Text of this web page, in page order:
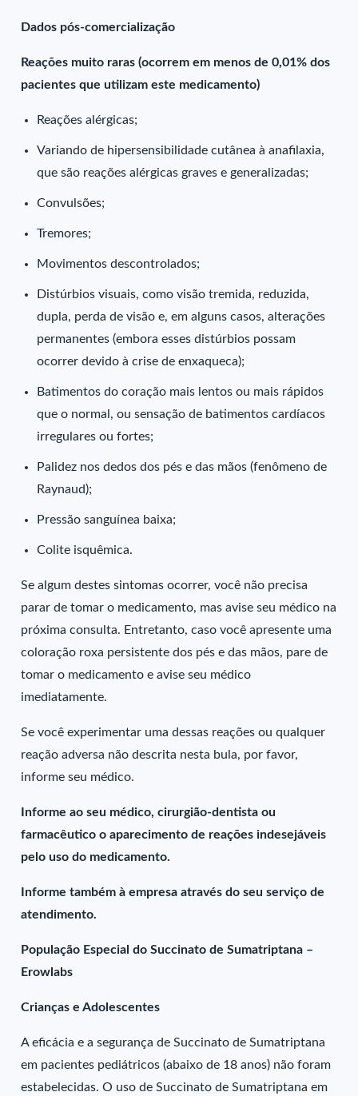
Dados pós-comercialização
Reações muito raras (ocorrem em menos de 0,01% dos
pacientes que utilizam este medicamento)
Reações alérgicas;
Variando de hipersensibilidade cutânea à anafilaxia,
que são reações alérgicas graves e generalizadas;
Convulsões;
Tremores;
Movimentos descontrolados;
Distúrbios visuais, como visão tremida, reduzida,
dupla, perda de visão e, em alguns casos, alterações
permanentes (embora esses distúrbios possam
ocorrer devido à crise de enxaqueca);
Batimentos do coração mais lentos ou mais rápidos
que o normal, ou sensação de batimentos cardíacos
irregulares ou fortes;
Palidez nos dedos dos pés e das mãos (fenômeno de
Raynaud);
Pressão sanguínea baixa;
Colite isquêmica.
Se algum destes sintomas ocorrer, você não precisa
parar de tomar o medicamento, mas avise seu médico na
próxima consulta. Entretanto, caso você apresente uma
coloração roxa persistente dos pés e das mãos, pare de
tomar o medicamento e avise seu médico
imediatamente.
Se você experimentar uma dessas reações ou qualquer
reação adversa não descrita nesta bula, por favor,
informe seu médico.
Informe ao seu médico, cirurgião-dentista ou
farmacêutico o aparecimento de reações indesejáveis
pelo uso do medicamento.
Informe também à empresa através do seu serviço de
atendimento.
População Especial do Succinato de Sumatriptana –
Erowlabs
Crianças e Adolescentes
A eficácia e a segurança de Succinato de Sumatriptana
em pacientes pediátricos (abaixo de 18 anos) não foram
estabelecidas. O uso de Succinato de Sumatriptana em